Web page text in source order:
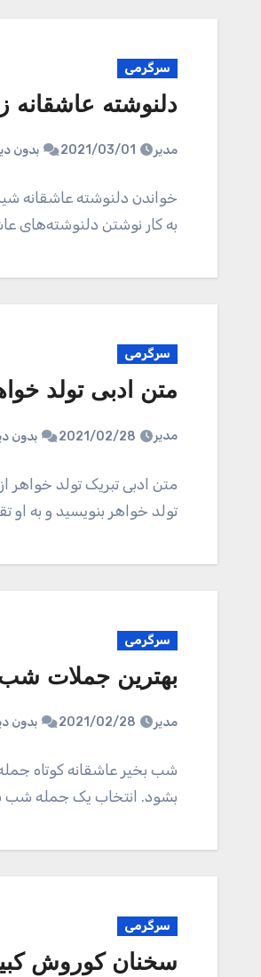
سرگرمی
دلنوشته عاشقانه
مدیر 2021/03/01 بدون
خواندن دلنوشته عاشقانه
به کار نوشتن دلنوشته‌های
سرگرمی
متن ادبی تولد
مدیر 2021/02/28 بدون
متن ادبی تبریک تولد
تولد خواهر بنویسید و به او
سرگرمی
بهترین جملات شب
مدیر 2021/02/28 بدون
شب بخیر عاشقانه کوتاه
بشود. انتخاب یک جمله شب
سرگرمی
سخنان کوروش